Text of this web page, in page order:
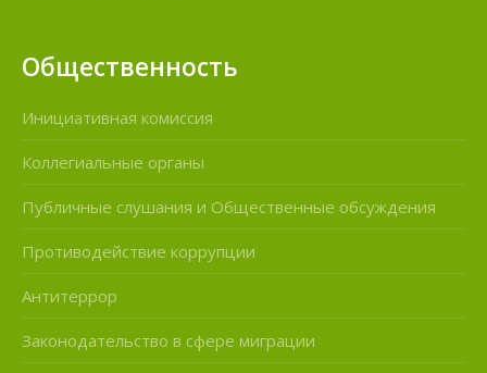
Общественность
Инициативная комиссия
Коллегиальные органы
Публичные слушания и Общественные обсуждения
Противодействие коррупции
Антитеррор
Законодательство в сфере миграции